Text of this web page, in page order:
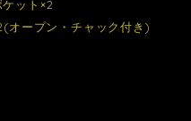
ット×2
オープン・チャック付き)